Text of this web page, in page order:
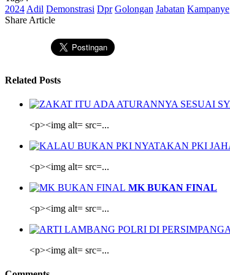
2024 Adil Demonstrasi Dpr Golongan Jabatan Kampanye
Share Article
Related Posts
<p><img alt= src=...
<p><img alt= src=...
MK BUKAN FINAL
<p><img alt= src=...
<p><img alt= src=...